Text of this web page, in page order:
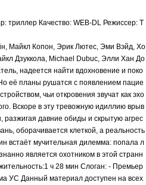
Качество: WEB-DL Режиссер: Т
Майкл Копон, Эрик Лютес, Эми Вэйд, Хо
Дзуккола, Michael Dubuc, Элли Хан До
надеется найти вдохновение и поко
её планы рушатся с появлением пацие
чьи откровения звучат как эхо
Вскоре в эту тревожную идиллию врыв
разжигая давние обиды и скрытую агрес
оборачивается клеткой, а реальность
встаёт мучительная дилемма: попала л
является охотником в этой странн
ч 28 мин Слоган: - Премьер
УС Данный материал доступен на всех